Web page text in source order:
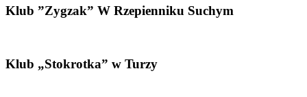
Klub ”Zygzak” W Rzepienniku Suchym
Klub „Stokrotka” w Turzy